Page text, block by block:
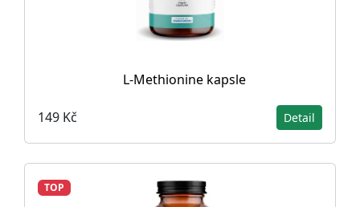
L-Methionine kapsle
149 Kč Detail
TOP